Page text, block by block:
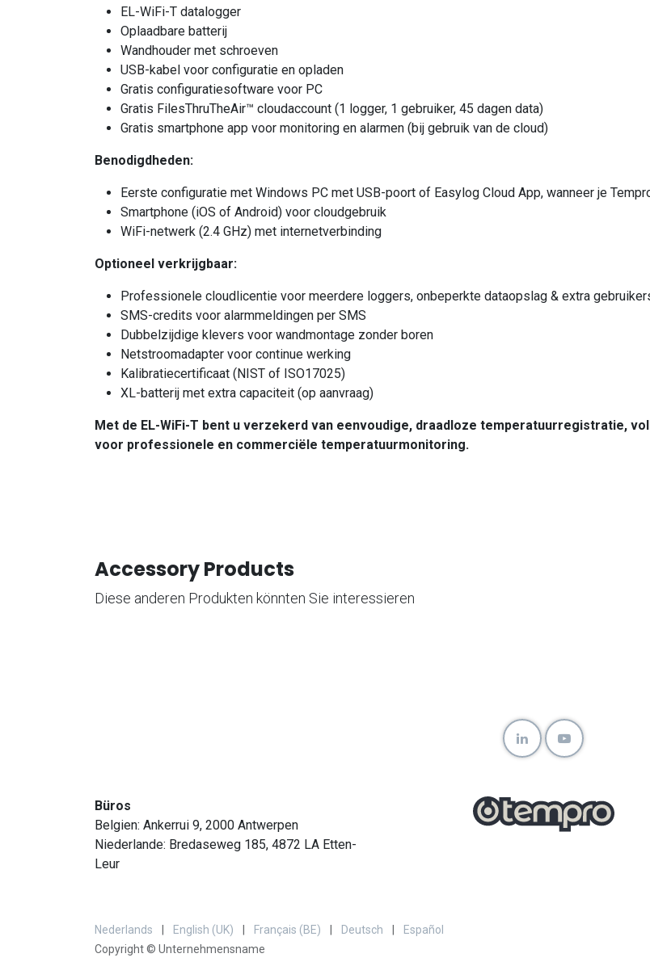
EL-WiFi-T datalogger
Oplaadbare batterij
Wandhouder met schroeven
USB-kabel voor configuratie en opladen
Gratis configuratiesoftware voor PC
Gratis FilesThruTheAir™ cloudaccount (1 logger, 1 gebruiker, 45 dagen data)
Gratis smartphone app voor monitoring en alarmen (bij gebruik van de cloud)
Benodigdheden:
Eerste configuratie met Windows PC met USB-poort of Easylog Cloud App, wanneer je
Smartphone (iOS of Android) voor cloudgebruik
WiFi-netwerk (2.4 GHz) met internetverbinding
Optioneel verkrijgbaar:
Professionele cloudlicentie voor meerdere loggers, onbeperkte dataopslag & extra
SMS-credits voor alarmmeldingen per SMS
Dubbelzijdige klevers voor wandmontage zonder boren
Netstroomadapter voor continue werking
Kalibratiecertificaat (NIST of ISO17025)
XL-batterij met extra capaciteit (op aanvraag)
Met de EL-WiFi-T bent u verzekerd van eenvoudige, draadloze temperatuurregistratie,
voor professionele en commerciële temperatuurmonitoring.
Accessory Products
Diese anderen Produkten könnten Sie interessieren
Büros
Belgien: Ankerrui 9, 2000 Antwerpen
Niederlande: Bredaseweg 185, 4872 LA Etten-
Leur
Copyright © Unternehmensname
Nederlands English (UK) Français (BE) Deutsch
Español